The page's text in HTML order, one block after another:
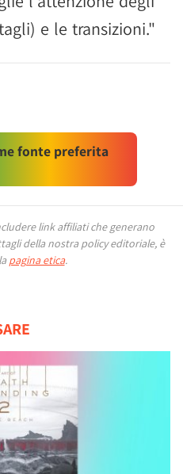
e le transizioni."
fonte preferita
link affiliati che generano
della nostra policy editoriale, è
pagina etica.